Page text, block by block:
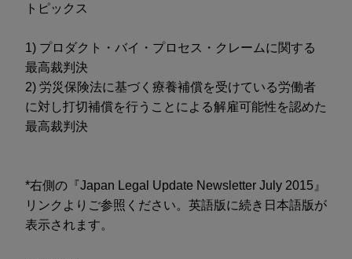
トピックス
1) プロダクト・バイ・プロセス・クレームに関する
最高裁判決
2) 労災保険法に基づく療養補償を受けている労働者
に対し打切補償を行うことによる解雇可能性を認めた
最高裁判決
*右側の『Japan Legal Update Newsletter July 2015』
リンクよりご参照ください。英語版に続き日本語版が
表示されます。